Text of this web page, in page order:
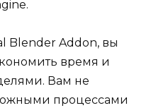
Blender Addon, вы
время и
Вам не
процессами